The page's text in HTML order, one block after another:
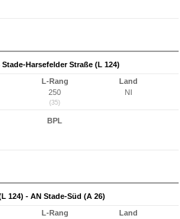
Harsefelder Straße (L 124)
L-Rang
250
(35)
Land
NI
BPL
124) - AN Stade-Süd (A 26)
L-Rang
Land